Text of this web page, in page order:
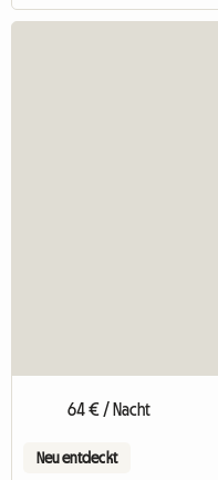
64 € / Nacht
Neu entdeckt